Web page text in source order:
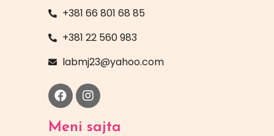
+381 66 801 68 85
+381 22 560 983
labmj23@yahoo.com
Meni sajta